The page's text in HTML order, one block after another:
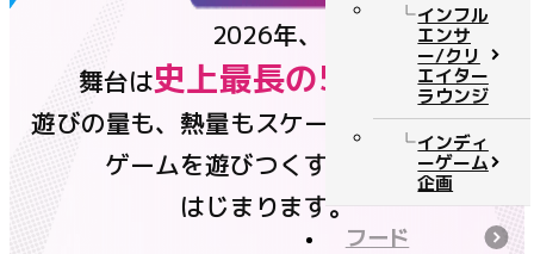
インフル
エンサ
ー/クリ
エイター
ラウンジ
インディ
ーゲーム
企画
フード
ニュース
公式番組
イベントステージ
2026年、
舞台は史上最長の5日間
へ。
遊びの量も、熱量もスケールアップして、
ゲームを遊びつくすSHOWが
はじまります。